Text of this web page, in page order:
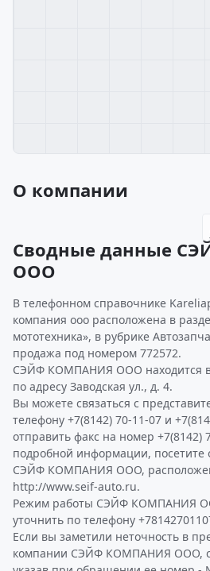
О компании
Сводные данные
ООО
В телефонном справочнике
компания ооо расположена в
мототехника», в рубрике
продажа под номером 772572.
СЭЙФ КОМПАНИЯ ООО находится в
по адресу Заводская ул., д. 4.
Вы можете связаться с
телефону +7(8142) 70-11-07 и
отправить факс на номер +7(8142)
подробной информации,
СЭЙФ КОМПАНИЯ ООО,
http://www.seif-auto.ru.
Режим работы СЭЙФ КОМПАНИЯ
уточнить по телефону
Если вы заметили неточность в
компании СЭЙФ КОМПАНИЯ ООО,